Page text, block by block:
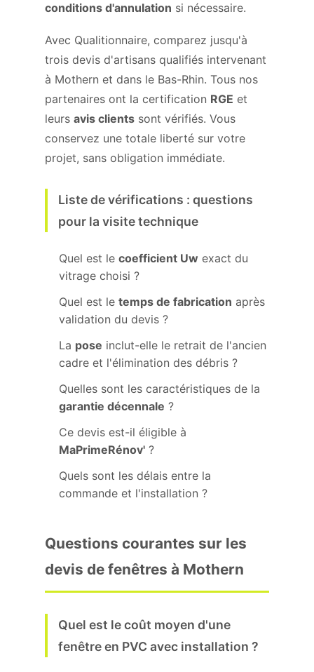
conditions d'annulation si nécessaire.
Avec Qualitionnaire, comparez jusqu'à
trois devis d'artisans qualifiés intervenant
à Mothern et dans le Bas-Rhin. Tous nos
partenaires ont la certification RGE et
leurs avis clients sont vérifiés. Vous
conservez une totale liberté sur votre
projet, sans obligation immédiate.
Liste de vérifications : questions
pour la visite technique
Quel est le coefficient Uw exact du
vitrage choisi ?
Quel est le temps de fabrication après
validation du devis ?
La pose inclut-elle le retrait de l'ancien
cadre et l'élimination des débris ?
Quelles sont les caractéristiques de la
garantie décennale ?
Ce devis est-il éligible à
MaPrimeRénov' ?
Quels sont les délais entre la
commande et l'installation ?
Questions courantes sur les
devis de fenêtres à Mothern
Quel est le coût moyen d'une
fenêtre en PVC avec installation ?